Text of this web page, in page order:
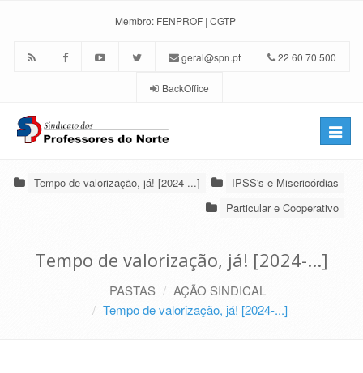
Membro: FENPROF | CGTP
geral@spn.pt 22 60 70 500
BackOffice
Toggle
Tempo de valorização, já! [2024-...]
IPSS's e Misericórdias
Particular e Cooperativo
Tempo de valorização, já! [2024-...]
PASTAS
AÇÃO SINDICAL
Tempo de valorização, já! [2024-...]